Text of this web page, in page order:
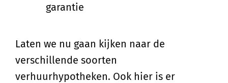
garantie
Laten we nu gaan kijken naar de
verschillende soorten
verhuurhypotheken. Ook hier is er